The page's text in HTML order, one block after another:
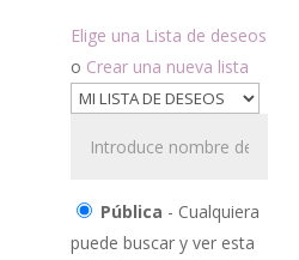
Elige una Lista de deseos
o Crear una nueva lista
Pública - Cualquiera
puede buscar y ver esta